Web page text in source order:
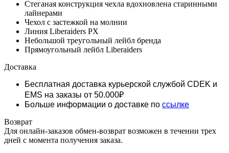
Стеганая конструкция чехла вдохновлена старинными
лайнерами
Чехол с застежкой на молнии
Линия Liberaiders PX
Небольшой треугольный лейбл бренда
Прямоугольный лейбл Liberaiders
Доставка
Бесплатная доставка курьерской службой CDEK и
EMS на заказы от 50.000₽
Больше информации о доставке по ссылке
Возврат
Для онлайн-заказов обмен-возврат возможен в течении трех
дней с момента получения заказа.